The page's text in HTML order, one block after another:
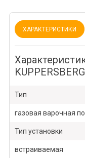
ХАРАКТЕРИСТИКИ
Тип
газовая варочная
Тип установки
встраиваемая